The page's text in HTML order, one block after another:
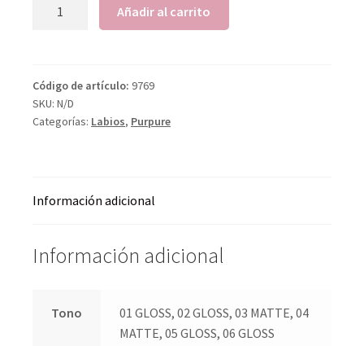
Añadir al carrito
Código de artículo: 9769
SKU: N/D
Categorías: Labios, Purpure
Información adicional
Información adicional
Tono
01 GLOSS, 02 GLOSS, 03 MATTE, 04
MATTE, 05 GLOSS, 06 GLOSS